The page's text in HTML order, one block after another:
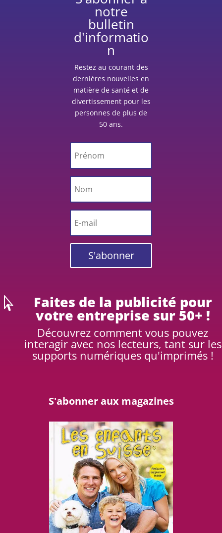
notre
bulletin
d'informatio
n
Restez au courant des
dernières nouvelles en
matière de santé et de
divertissement pour les
personnes de plus de
50 ans.
S'abonner
 Faites de la publicité pour
votre entreprise sur 50+ !
Découvrez comment vous pouvez
interagir avec nos lecteurs, tant sur les
supports numériques qu'imprimés !
S'abonner aux magazines